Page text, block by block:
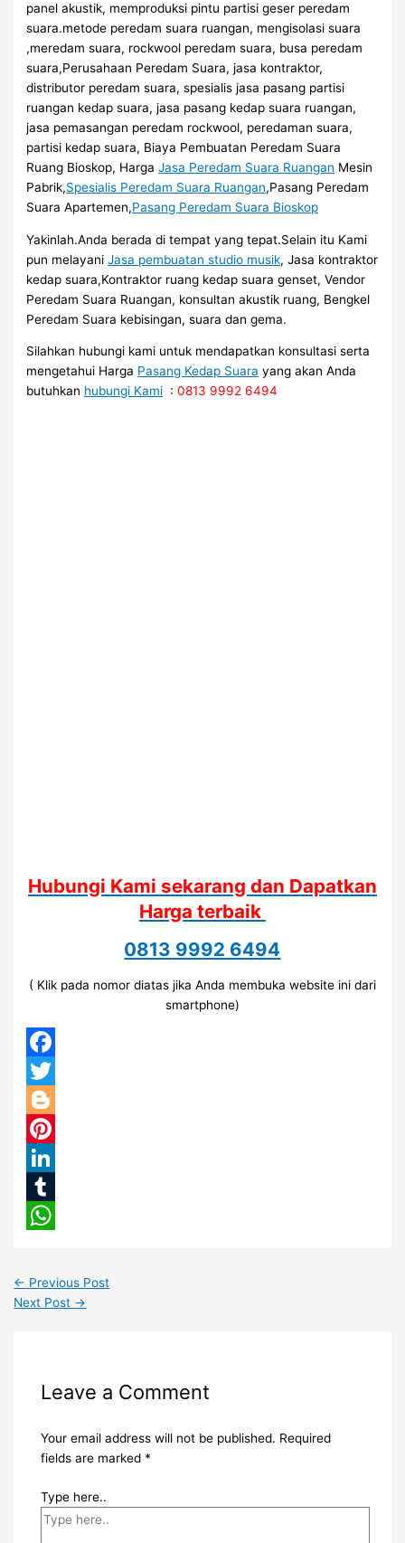
panel akustik, memproduksi pintu partisi geser peredam
suara.metode peredam suara ruangan, mengisolasi suara
,meredam suara, rockwool peredam suara, busa peredam
suara,Perusahaan Peredam Suara, jasa kontraktor,
distributor peredam suara, spesialis jasa pasang partisi
ruangan kedap suara, jasa pasang kedap suara ruangan,
jasa pemasangan peredam rockwool, peredaman suara,
partisi kedap suara, Biaya Pembuatan Peredam Suara
Ruang Bioskop, HargaJasa Peredam Suara Ruangan Mesin
Pabrik,Spesialis Peredam Suara Ruangan,Pasang Peredam
Suara Apartemen,Pasang Peredam Suara Bioskop
Yakinlah.Anda berada di tempat yang tepat.Selain itu Kami
pun melayaniJasa pembuatan studio musik, Jasa kontraktor
kedap suara,Kontraktor ruang kedap suara genset, Vendor
Peredam Suara Ruangan, konsultan akustik ruang, Bengkel
Peredam Suara kebisingan, suara dan gema.
Silahkan hubungi kami untuk mendapatkan konsultasi serta
mengetahui Harga Pasang Kedap Suara yang akan Anda
butuhkan hubungi Kami :0813 9992 6494
Hubungi Kami sekarang dan Dapatkan
Harga terbaik
0813 9992 6494
( Klik pada nomor diatas jika Anda membuka website ini dari
smartphone)
Facebook
Twitter
Blogger
Pinterest
LinkedIn
Tumblr
← Previous Post
Next Post →
Leave a Comment
Your email address will not be published. Required
fields are marked *
Type here..